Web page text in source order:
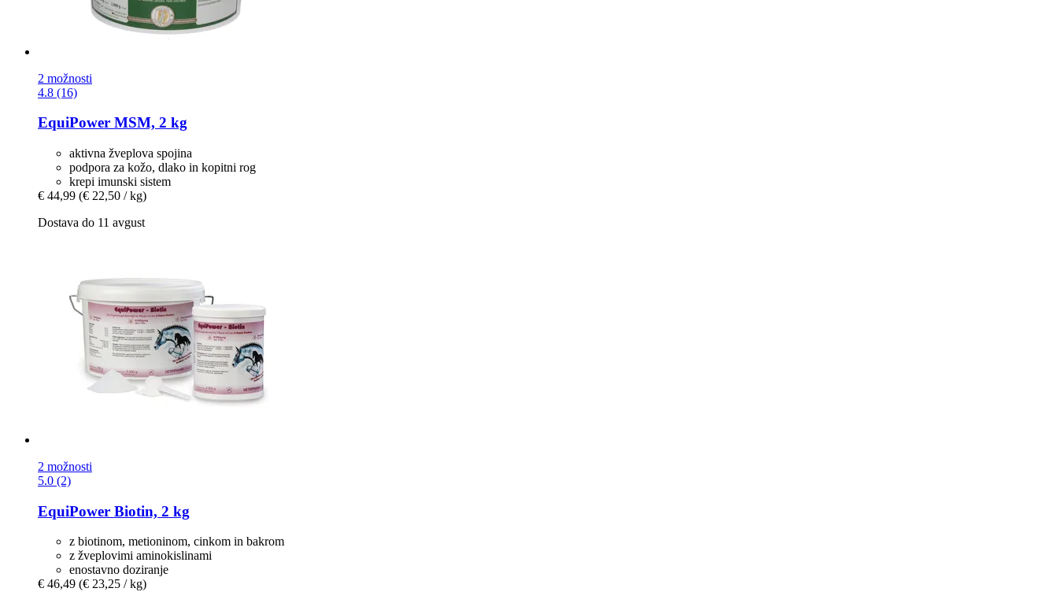
2 možnosti
4.8 (16)
EquiPower MSM, 2 kg
aktivna žveplova spojina
podpora za kožo, dlako in kopitni rog
krepi imunski sistem
€ 44,99 (€ 22,50 / kg)
Dostava do 11 avgust
2 možnosti
5.0 (2)
EquiPower Biotin, 2 kg
z biotinom, metioninom, cinkom in bakrom
z žveplovimi aminokislinami
enostavno doziranje
€ 46,49 (€ 23,25 / kg)